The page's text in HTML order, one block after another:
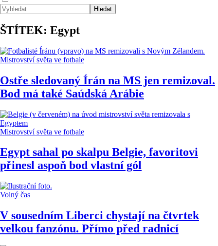
ŠTÍTEK: Egypt
Mistrovství světa ve fotbale
Ostře sledovaný Írán na MS jen remizoval.
Bod má také Saúdská Arábie
Mistrovství světa ve fotbale
Egypt sahal po skalpu Belgie, favoritovi
přinesl aspoň bod vlastní gól
Volný čas
V sousedním Liberci chystají na čtvrtek
velkou fanzónu. Přímo před radnicí